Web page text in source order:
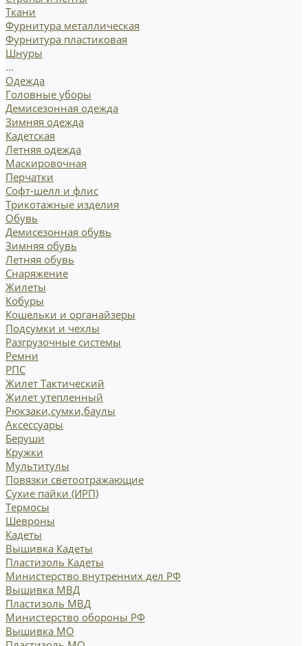
Ткани
Фурнитура металлическая
Фурнитура пластиковая
Шнуры
...
Одежда
Головные уборы
Демисезонная одежда
Зимняя одежда
Кадетская
Летняя одежда
Маскировочная
Перчатки
Софт-шелл и флис
Трикотажные изделия
Обувь
Демисезонная обувь
Зимняя обувь
Летняя обувь
Снаряжение
Жилеты
Кобуры
Кошельки и органайзеры
Подсумки и чехлы
Разгрузочные системы
Ремни
РПС
Жилет Тактический
Жилет утепленный
Рюкзаки,сумки,баулы
Аксессуары
Беруши
Кружки
Мультитулы
Повязки светоотражающие
Сухие пайки (ИРП)
Термосы
Шевроны
Кадеты
Вышивка Кадеты
Пластизоль Кадеты
Министерство внутренних дел РФ
Вышивка МВД
Пластизоль МВД
Министерство обороны РФ
Вышивка МО